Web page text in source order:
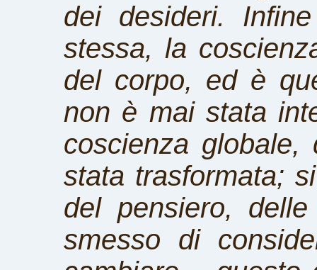
dei desideri.
stessa, la
del corpo, ed è
non è mai stata
coscienza globale,
stata trasformata;
del pensiero,
smesso di